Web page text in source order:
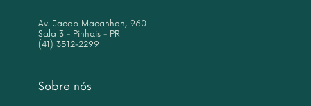
Sobre nós
Av. Jacob Macanhan, 960
Sala 3 - Pinhais - PR
(41) 3512-2299